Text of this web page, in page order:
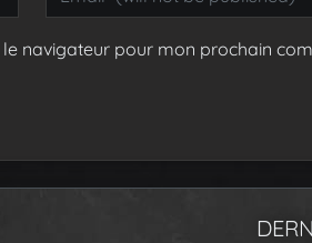
navigateur pour mon prochain